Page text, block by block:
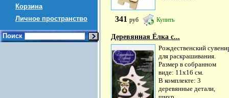
Корзина
Личное пространство
Поиск
341 руб Купить
Деревянная Ёлка с...
Рождественский
для раскрашивания.
Размер в собранном
виде: 11х16 см.
В комплекте: 3
деревянные детали,